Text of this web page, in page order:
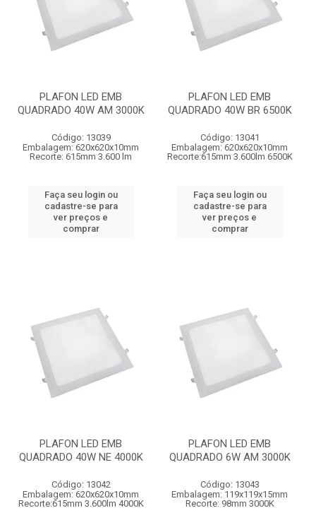
PLAFON LED EMB
QUADRADO 40W AM 3000K
Código: 13039
Embalagem: 620x620x10mm
Recorte: 615mm 3.600 lm
Faça seu login ou
cadastre-se para
ver preços e
comprar
PLAFON LED EMB
QUADRADO 40W BR 6500K
Código: 13041
Embalagem: 620x620x10mm
Recorte:615mm 3.600lm 6500K
Faça seu login ou
cadastre-se para
ver preços e
comprar
PLAFON LED EMB
QUADRADO 40W NE 4000K
Código: 13042
Embalagem: 620x620x10mm
Recorte:615mm 3.600lm 4000K
PLAFON LED EMB
QUADRADO 6W AM 3000K
Código: 13043
Embalagem: 119x119x15mm
Recorte: 98mm 3000K